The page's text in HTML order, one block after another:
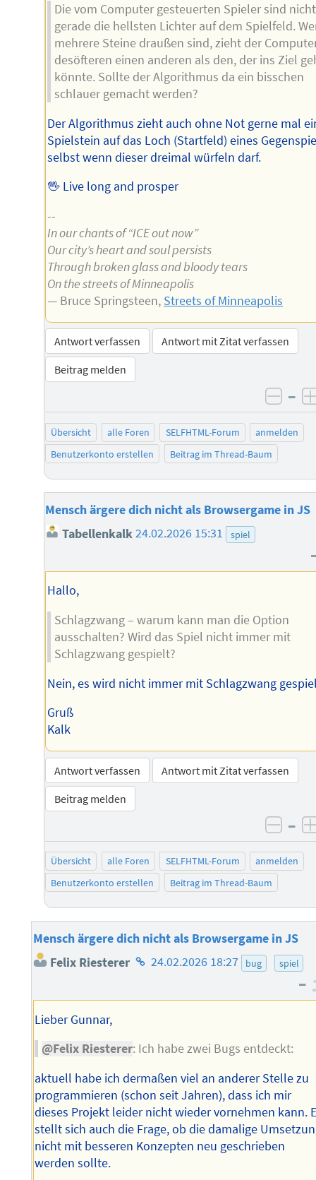
Die vom Computer gesteuerten Spieler sind nicht
gerade die hellsten Lichter auf dem Spielfeld.
mehrere Steine draußen sind, zieht der
desöfteren einen anderen als den, der ins Ziel
könnte. Sollte der Algorithmus da ein bisschen
schlauer gemacht werden?
Der Algorithmus zieht auch ohne Not gerne mal
Spielstein auf das Loch (Startfeld) eines
selbst wenn dieser dreimal würfeln darf.
🖖 Live long and prosper
--
In our chants of “ICE out now”
Our city’s heart and soul persists
Through broken glass and bloody tears
On the streets of Minneapolis
— Bruce Springsteen, Streets of Minneapolis
Antwort verfassen
Antwort mit Zitat verfassen
Beitrag melden
–
Übersicht alle Foren SELFHTML-Forum
anmelden
Benutzerkonto erstellen
Beitrag im Thread-Baum
Mensch ärgere dich nicht als Browsergame in JS
Tabellenkalk24.02.2026 15:31 spiel
Hallo,
Schlagzwang – warum kann man die Option
ausschalten? Wird das Spiel nicht immer mit
Schlagzwang gespielt?
Nein, es wird nicht immer mit Schlagzwang
Gruß
Kalk
Antwort verfassen
Antwort mit Zitat verfassen
Beitrag melden
–
Übersicht alle Foren SELFHTML-Forum
anmelden
Benutzerkonto erstellen
Beitrag im Thread-Baum
Mensch ärgere dich nicht als Browsergame in JS
Felix Riesterer Homepage
Autors
24.02.2026 18:27 bug spiel
–
Lieber Gunnar,
@Felix Riesterer: Ich habe zwei Bugs entdeckt:
aktuell habe ich dermaßen viel an anderer Stelle zu
programmieren (schon seit Jahren), dass ich mir
dieses Projekt leider nicht wieder vornehmen kann.
stellt sich auch die Frage, ob die damalige
nicht mit besseren Konzepten neu geschrieben
werden sollte.